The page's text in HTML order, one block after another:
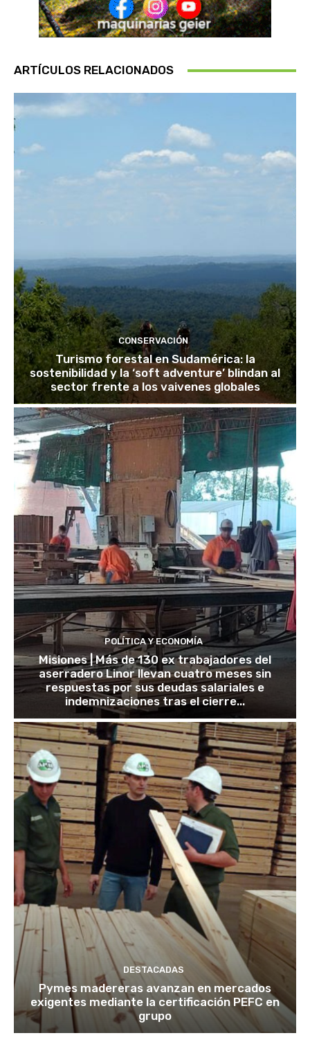
ARTÍCULOS RELACIONADOS
CONSERVACIÓN
Turismo forestal en Sudamérica: la
sostenibilidad y la ‘soft adventure’ blindan al
sector frente a los vaivenes globales
POLÍTICA Y ECONOMÍA
Misiones | Más de 130 ex trabajadores del
aserradero Linor llevan cuatro meses sin
respuestas por sus deudas salariales e
indemnizaciones tras el cierre...
DESTACADAS
Pymes madereras avanzan en mercados
exigentes mediante la certificación PEFC en
grupo